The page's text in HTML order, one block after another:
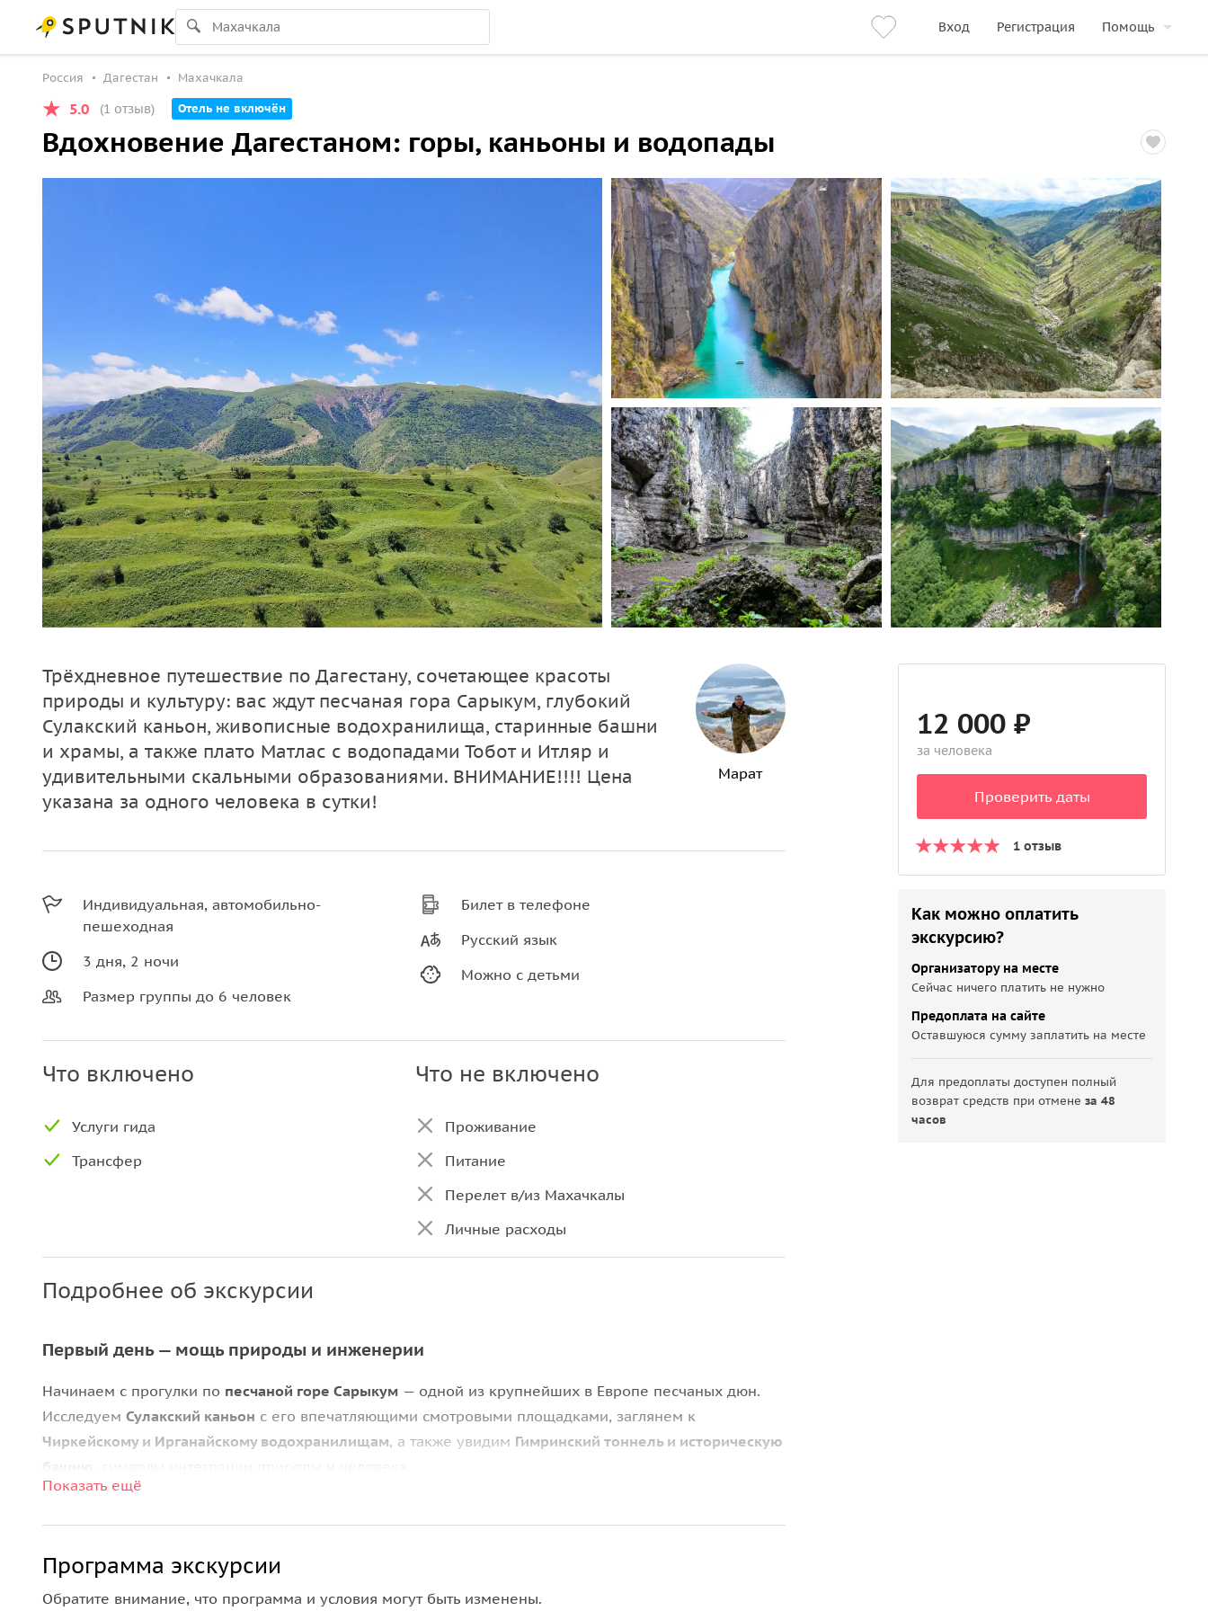
Вход Регистрация Помощь
Россия Дагестан Махачкала
5.0 (1 отзыв) Отель не включён
Вдохновение Дагестаном: горы, каньоны и водопады
Трёхдневное путешествие по Дагестану, сочетающее красоты
природы и культуру: вас ждут песчаная гора Сарыкум, глубокий
Сулакский каньон, живописные водохранилища, старинные башни
и храмы, а также плато Матлас с водопадами Тобот и Итляр и
удивительными скальными образованиями. ВНИМАНИЕ!!!! Цена
указана за одного человека в сутки!
Марат
Индивидуальная, автомобильно-
пешеходная
3 дня, 2 ночи
Размер группы до 6 человек
Билет в телефоне
Русский язык
Можно с детьми
Что включено
Услуги гида
Трансфер
Что не включено
Проживание
Питание
Перелет в/из Махачкалы
Личные расходы
Подробнее об экскурсии
Первый день — мощь природы и инженерии
Начинаем с прогулки по песчаной горе Сарыкум — одной из крупнейших в Европе песчаных дюн.
Исследуем Сулакский каньон с его впечатляющими смотровыми площадками, заглянем к
Чиркейскому и Ирганайскому водохранилищам, а также увидим Гимринский тоннель и историческую
пройдем по узкойКарадахской теснине
грандиозную скалуЯзык тролля. Особое место занимает Датунский храм
Показать ещё
Программа экскурсии
Обратите внимание, что программа и условия могут быть изменены.
12 000 ₽
за человека
Проверить даты
1 отзыв
Как можно оплатить
экскурсию?
Организатору на месте
Сейчас ничего платить не нужно
Предоплата на сайте
Оставшуюся сумму заплатить на месте
Для предоплаты доступен полный
возврат средств при отменеза 48
часов